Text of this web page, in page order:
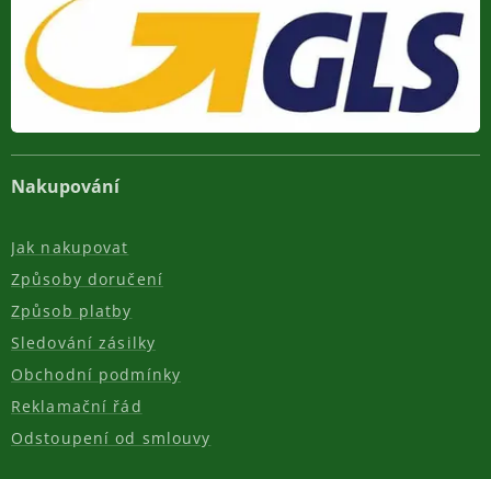
Nakupování
Jak nakupovat
Způsoby doručení
Způsob platby
Sledování zásilky
Obchodní podmínky
Reklamační řád
Odstoupení od smlouvy